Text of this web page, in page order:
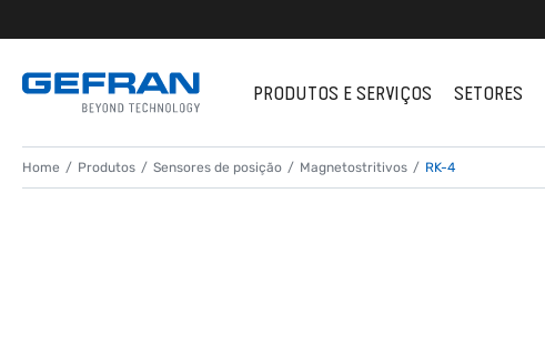
PRODUTOS E SERVIÇOS SETORES
Home Produtos Sensores de posição Magnetostritivos RK-4